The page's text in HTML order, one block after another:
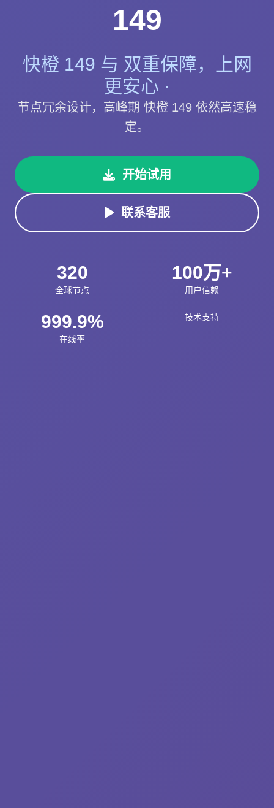
149
快橙 149 与 双重保障，上网
更安心 ·
节点冗余设计，高峰期 快橙 149 依然高速稳
定。
开始试用
联系客服
320
全球节点
100万+
用户信赖
999.9%
在线率
技术支持